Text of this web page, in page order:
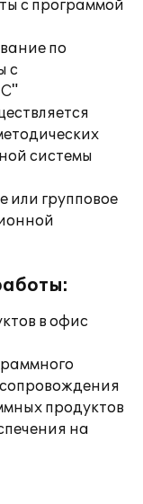
с программой
по
с
системы
или групповое
в офис
продуктов
на